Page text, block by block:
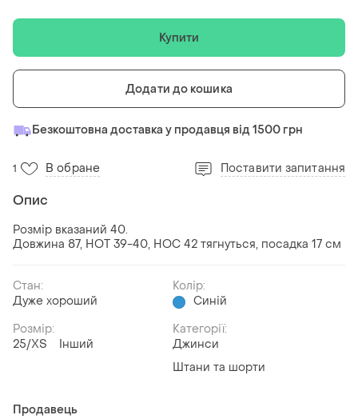
Купити
Додати до кошика
Безкоштовна доставка у продавця від 1500 грн
1 В обране Поставити запитання
Опис
Розмір вказаний 40.
Довжина 87, НОТ 39-40, НОС 42 тягнуться, посадка 17 см
Стан:
Дуже хороший
Колір:
Синій
Розмір:
25/XS
Інший
Категорії:
Джинси
Штани та шорти
Продавець